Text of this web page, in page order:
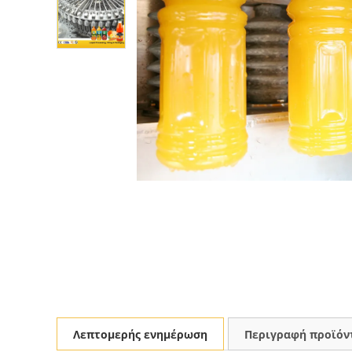
Λεπτομερής ενημέρωση Περιγραφή